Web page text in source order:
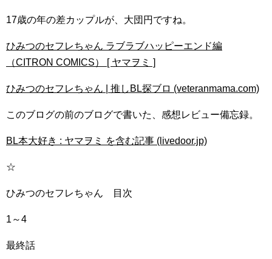
17歳の年の差カップルが、大団円ですね。
ひみつのセフレちゃん ラブラブハッピーエンド編
（CITRON COMICS） [ ヤマヲミ ]
ひみつのセフレちゃん | 推しBL探ブロ (veteranmama.com)
このブログの前のブログで書いた、感想レビュー備忘録。
BL本大好き : ヤマヲミ を含む記事 (livedoor.jp)
☆
ひみつのセフレちゃん 目次
1～4
最終話